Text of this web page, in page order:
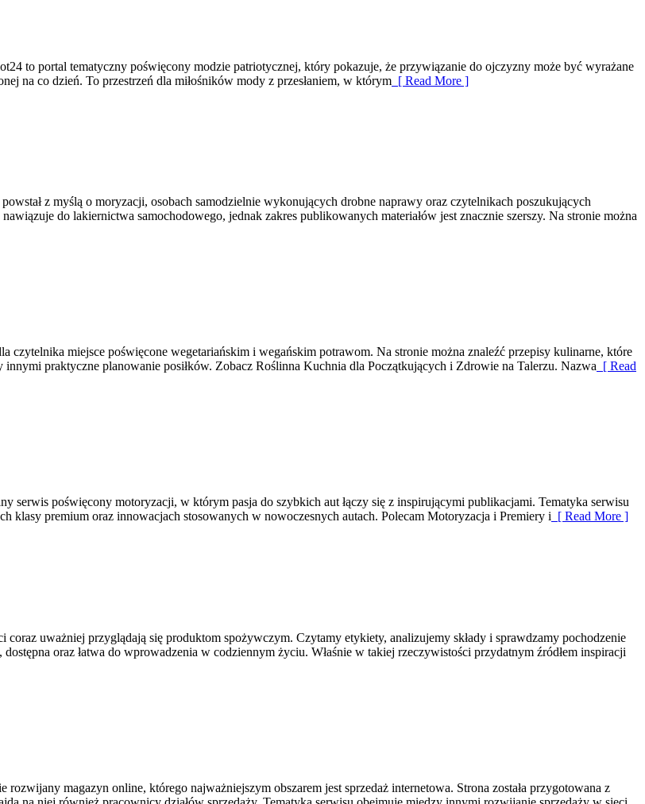
to portal tematyczny poświęcony modzie patriotycznej, który pokazuje, że przywiązanie do ojczyzny może być wyrażane
na co dzień. To przestrzeń dla miłośników mody z przesłaniem, w którym [ Read More ]
z myślą o moryzacji, osobach samodzielnie wykonujących drobne naprawy oraz czytelnikach poszukujących
do lakiernictwa samochodowego, jednak zakres publikowanych materiałów jest znacznie szerszy. Na stronie można
czytelnika miejsce poświęcone wegetariańskim i wegańskim potrawom. Na stronie można znaleźć przepisy kulinarne, które
praktyczne planowanie posiłków. Zobacz Roślinna Kuchnia dla Początkujących i Zdrowie na Talerzu. Nazwa [ Read
serwis poświęcony motoryzacji, w którym pasja do szybkich aut łączy się z inspirującymi publikacjami. Tematyka serwisu
klasy premium oraz innowacjach stosowanych w nowoczesnych autach. Polecam Motoryzacja i Premiery i [ Read More ]
uważniej przyglądają się produktom spożywczym. Czytamy etykiety, analizujemy składy i sprawdzamy pochodzenie
oraz łatwa do wprowadzenia w codziennym życiu. Właśnie w takiej rzeczywistości przydatnym źródłem inspiracji
magazyn online, którego najważniejszym obszarem jest sprzedaż internetowa. Strona została przygotowana z